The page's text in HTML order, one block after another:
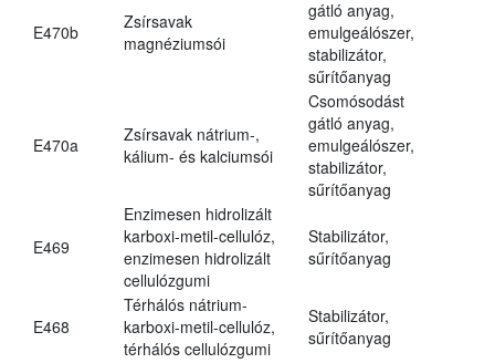
E470b
Zsírsavak
magnéziumsói
gátló anyag,
emulgeálószer,
stabilizátor,
sűrítőanyag
E470a
Zsírsavak nátrium-,
kálium- és kalciumsói
Csomósodást
gátló anyag,
emulgeálószer,
stabilizátor,
sűrítőanyag
E469
Enzimesen hidrolizált
karboxi-metil-cellulóz,
enzimesen hidrolizált
cellulózgumi
Stabilizátor,
sűrítőanyag
E468
Térhálós nátrium-
karboxi-metil-cellulóz,
térhálós cellulózgumi
Stabilizátor,
sűrítőanyag